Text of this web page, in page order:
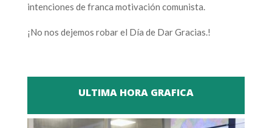
intenciones de franca motivación comunista.
¡No nos dejemos robar el Día de Dar Gracias.!
ULTIMA HORA GRAFICA